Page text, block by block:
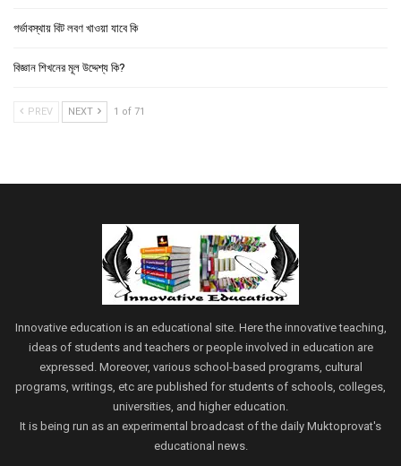
গর্ভাবস্থায় বিট লবণ খাওয়া যাবে কি
বিজ্ঞান শিখনের মূল উদ্দেশ্য কি?
PREV NEXT 1 of 71
Innovative education is an educational site. Here the innovative teaching,
ideas of students and teachers or people involved in education are
expressed. Moreover, various school-based programs, cultural
programs, writings, etc are published for students of schools, colleges,
universities, and higher education.
It is being run as an experimental broadcast of the daily Muktoprovat's
educational news.